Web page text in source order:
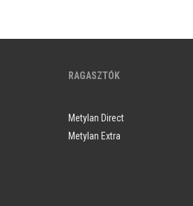
RAGASZTÓK
Metylan Direct
Metylan Extra